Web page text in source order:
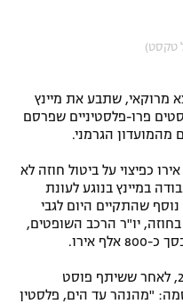
טקסט)
מרוקאי, שתבע את מיינץ
פרו-פלסטיניים שפרסם
מהמועדון הגרמני.
לחלוץ כ-1.5 מיליון אירו כפיצוי על ביטול חוזה לא
במיינץ בנוגע לעונת
שהתקיים היום לגבי
בחוזה, יו"ר הרכב השופטים,
אירו.
אל גאזי שוחרר לאלתר בנובמבר 2023, לאחר ששיתף פוסט
"מהנהר עד הים, פלסטין